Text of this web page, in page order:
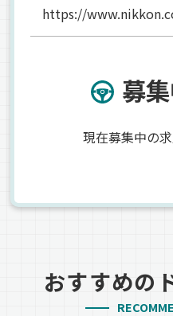
https://
募
現在募集中の
おすすめの